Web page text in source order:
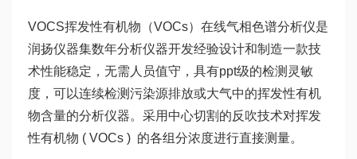
VOCS挥发性有机物（VOCs）在线气相色谱分析仪是
润扬仪器集数年分析仪器开发经验设计和制造一款技
术性能稳定，无需人员值守，具有ppt级的检测灵敏
度，可以连续检测污染源排放或大气中的挥发性有机
物含量的分析仪器。采用中心切割的反吹技术对挥发
性有机物 ( VOCs ) 的各组分浓度进行直接测量。